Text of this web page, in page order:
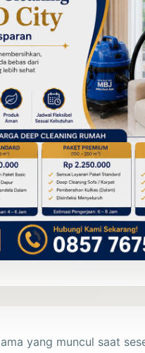
yang muncul saat